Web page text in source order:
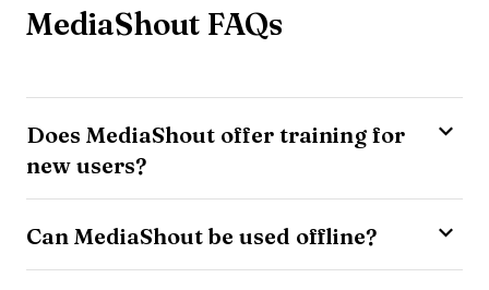
MediaShout FAQs
Does MediaShout offer training for
new users?
Can MediaShout be used offline?